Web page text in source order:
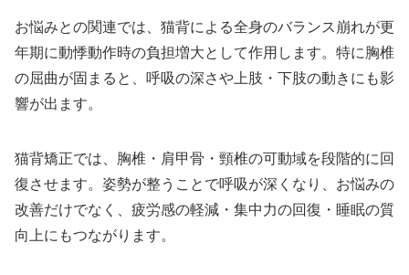
お悩みとの関連では、猫背による全身のバランス崩れが更
年期に動悸動作時の負担増大として作用します。特に胸椎
の屈曲が固まると、呼吸の深さや上肢・下肢の動きにも影
響が出ます。
猫背矯正では、胸椎・肩甲骨・頸椎の可動域を段階的に回
復させます。姿勢が整うことで呼吸が深くなり、お悩みの
改善だけでなく、疲労感の軽減・集中力の回復・睡眠の質
向上にもつながります。